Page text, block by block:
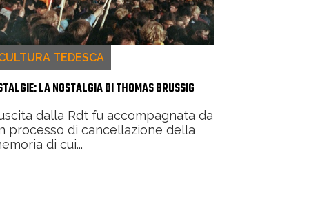
TEDESCA
LA NOSTALGIA DI THOMAS BRUSSIG
dalla Rdt fu accompagnata da
processo di cancellazione della
di cui...